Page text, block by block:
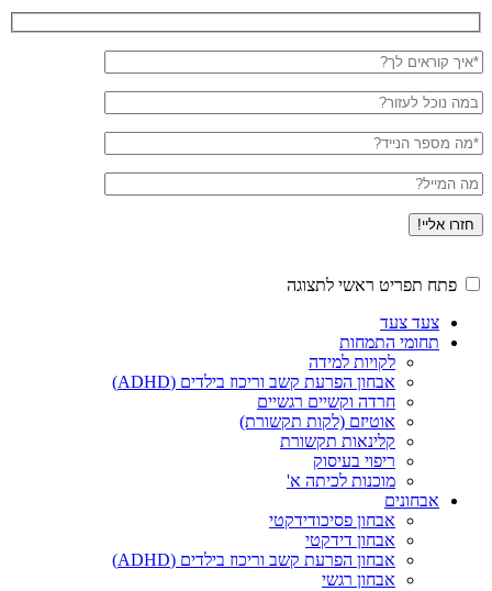
שם
מלא
ייעוץ
בנושא?
טלפון
דוא"ל
פתח תפריט ראשי לתצוגה
צעד צעד
תחומי התמחות
לקויות למידה
אבחון הפרעת קשב וריכוז בילדים (ADHD)
חרדה וקשיים רגשיים
אוטיזם (לקות תקשורת)
קלינאות תקשורת
ריפוי בעיסוק
מוכנות לכיתה א'
אבחונים
אבחון פסיכודידקטי
אבחון דידקטי
אבחון הפרעת קשב וריכוז בילדים (ADHD)
אבחון רגשי